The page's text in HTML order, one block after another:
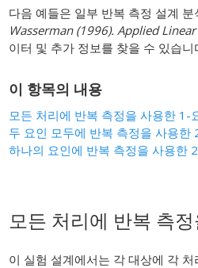
다음 예들은 일부 반복 측정 설계 분
Wasserman (1996). Applied
이터 및 추가 정보를 찾을 수 있습니
이 항목의 내용
모든 처리에 반복 측정을 사용한 1-
두 요인 모두에 반복 측정을 사용한
하나의 요인에 반복 측정을 사용한
모든 처리에 반복 측
이 실험 설계에서는 각 대상에 각